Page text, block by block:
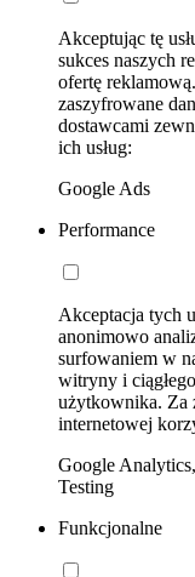
Akceptując tę
sukces naszych
ofertę
zaszyfrowane
dostawcami
ich usług:
Google Ads
Performance
Akceptacja tych
anonimowo
surfowaniem w
witryny i
użytkownika. Za
internetowej
Google
Testing
Funkcjonalne